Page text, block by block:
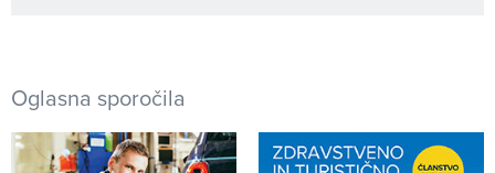
Oglasna sporočila